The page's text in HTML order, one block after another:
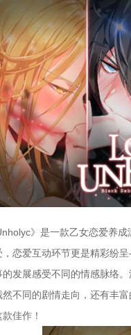
》是一款乙女恋爱养
，恋爱互动环节更是精彩纷
的发展感受不同的情感脉络
然不同的剧情走向，还有丰
佳作！